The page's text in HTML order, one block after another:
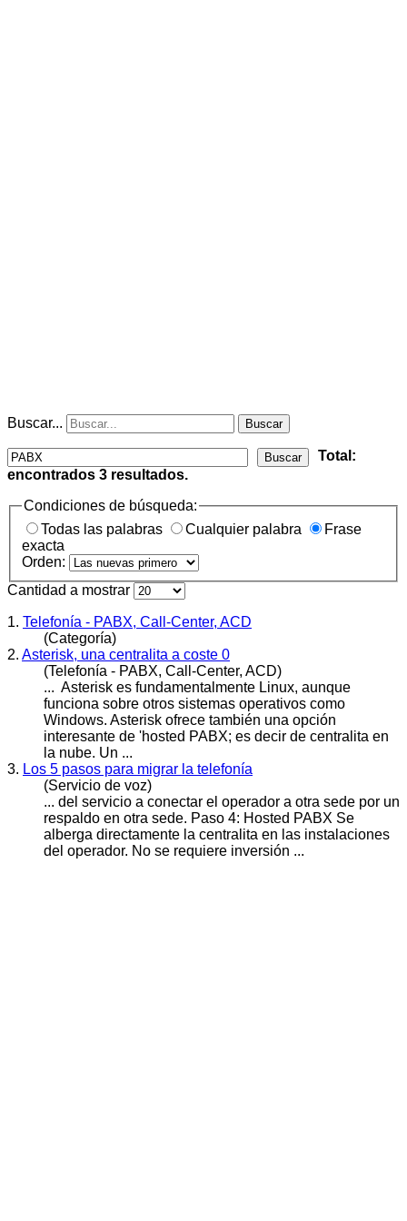
Buscar... Buscar
Buscar
Total:
encontrados 3 resultados.
Condiciones de búsqueda:
Todas las palabras
Cualquier palabra
Frase
exacta
Orden:
Cantidad a mostrar
1. Telefonía - PABX, Call-Center, ACD
(Categoría)
2. Asterisk, una centralita a coste 0
(Telefonía - PABX, Call-Center, ACD)
... Asterisk es fundamentalmente Linux, aunque
funciona sobre otros sistemas operativos como
Windows. Asterisk ofrece también una opción
interesante de 'hosted PABX; es decir de centralita en
la nube. Un ...
3. Los 5 pasos para migrar la telefonía
(Servicio de voz)
... del servicio a conectar el operador a otra sede por un
respaldo en otra sede. Paso 4: Hosted PABX Se
alberga directamente la centralita en las instalaciones
del operador. No se requiere inversión ...